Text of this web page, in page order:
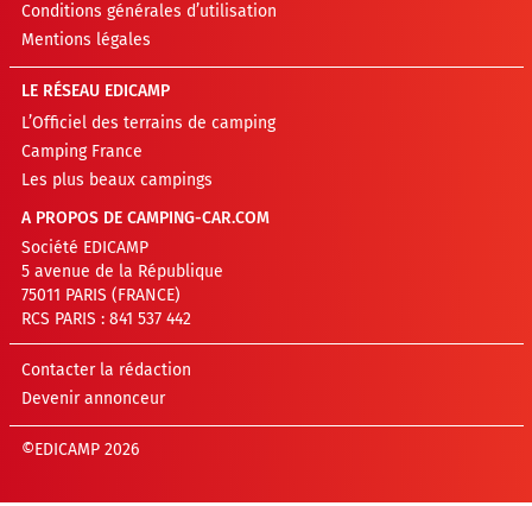
Conditions générales d’utilisation
Mentions légales
LE RÉSEAU EDICAMP
L’Officiel des terrains de camping
Camping France
Les plus beaux campings
A PROPOS DE CAMPING-CAR.COM
Société EDICAMP
5 avenue de la République
75011 PARIS (FRANCE)
RCS PARIS : 841 537 442
Contacter la rédaction
Devenir annonceur
©EDICAMP 2026